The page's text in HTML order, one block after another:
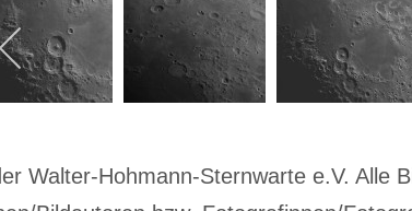
Walter-Hohmann-Sternwarte e.V. Alle